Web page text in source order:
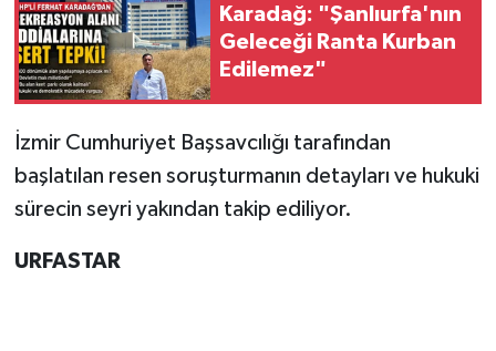
Karadağ: "Şanlıurfa'nın
Geleceği Ranta Kurban
Edilemez"
​İzmir Cumhuriyet Başsavcılığı tarafından
başlatılan resen soruşturmanın detayları ve hukuki
sürecin seyri yakından takip ediliyor.
URFASTAR